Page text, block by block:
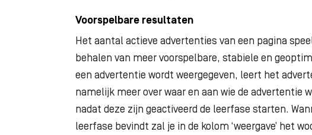
Voorspelbare resultaten
Het aantal actieve advertenties van een pagina
behalen van meer voorspelbare, stabiele en
een advertentie wordt weergegeven, leert het
namelijk meer over waar en aan wie de advertentie
nadat deze zijn geactiveerd de leerfase starten.
leerfase bevindt zal je in de kolom ‘weergave’ het